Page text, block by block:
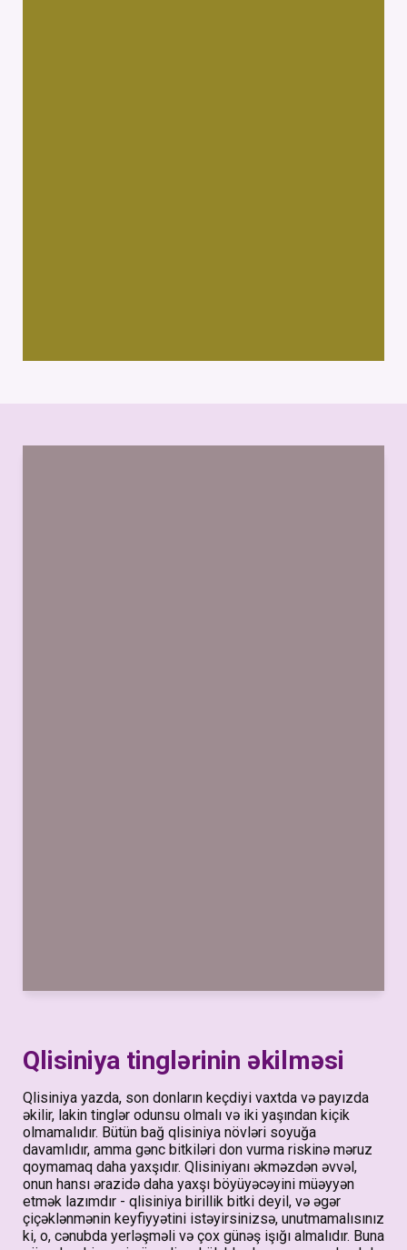
Qlisiniya tinglərinin əkilməsi
Qlisiniya yazda, son donların keçdiyi vaxtda və payızda
əkilir, lakin tinglər odunsu olmalı və iki yaşından kiçik
olmamalıdır. Bütün bağ qlisiniya növləri soyuğa
davamlıdır, amma gənc bitkiləri don vurma riskinə məruz
qoymamaq daha yaxşıdır. Qlisiniyanı əkməzdən əvvəl,
onun hansı ərazidə daha yaxşı böyüyəcəyini müəyyən
etmək lazımdır - qlisiniya birillik bitki deyil, və əgər
çiçəklənmənin keyfiyyətini istəyirsinizsə, unutmamalısınız
ki, o, cənubda yerləşməli və çox günəş işığı almalıdır. Buna